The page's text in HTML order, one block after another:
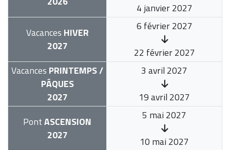
4 janvier 2027
Vacances HIVER
2027
6 février 2027
22 février 2027
Vacances PRINTEMPS /
PÂQUES
2027
3 avril 2027
19 avril 2027
PontASCENSION
2027
5 mai 2027
10 mai 2027